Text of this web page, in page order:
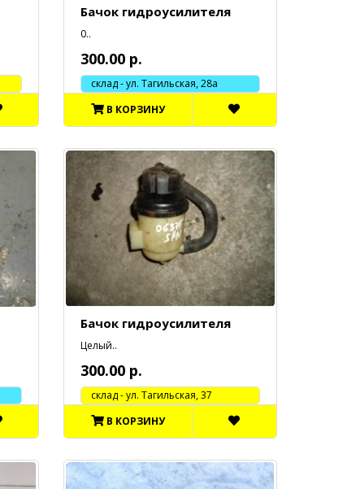
Бачок гидроусилителя
0..
300.00 р.
склад - ул. Тагильская, 28а
В КОРЗИНУ
Бачок гидроусилителя
Целый..
300.00 р.
cклад - ул. Тагильская, 37
В КОРЗИНУ